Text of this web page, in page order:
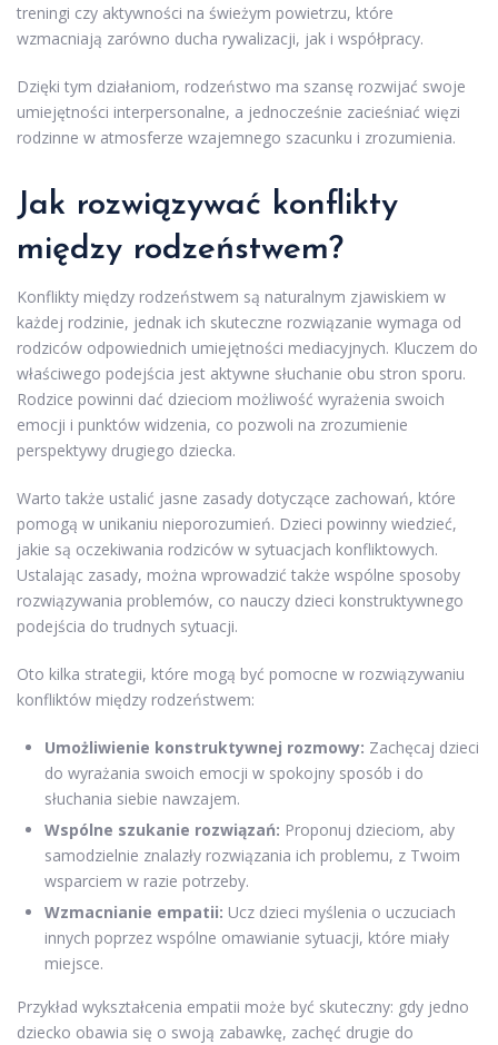
treningi czy aktywności na świeżym powietrzu, które
wzmacniają zarówno ducha rywalizacji, jak i współpracy.
Dzięki tym działaniom, rodzeństwo ma szansę rozwijać swoje
umiejętności interpersonalne, a jednocześnie zacieśniać więzi
rodzinne w atmosferze wzajemnego szacunku i zrozumienia.
Jak rozwiązywać konflikty
między rodzeństwem?
Konflikty między rodzeństwem są naturalnym zjawiskiem w
każdej rodzinie, jednak ich skuteczne rozwiązanie wymaga od
rodziców odpowiednich umiejętności mediacyjnych. Kluczem do
właściwego podejścia jest aktywne słuchanie obu stron sporu.
Rodzice powinni dać dzieciom możliwość wyrażenia swoich
emocji i punktów widzenia, co pozwoli na zrozumienie
perspektywy drugiego dziecka.
Warto także ustalić jasne zasady dotyczące zachowań, które
pomogą w unikaniu nieporozumień. Dzieci powinny wiedzieć,
jakie są oczekiwania rodziców w sytuacjach konfliktowych.
Ustalając zasady, można wprowadzić także wspólne sposoby
rozwiązywania problemów, co nauczy dzieci konstruktywnego
podejścia do trudnych sytuacji.
Oto kilka strategii, które mogą być pomocne w rozwiązywaniu
konfliktów między rodzeństwem:
Umożliwienie konstruktywnej rozmowy: Zachęcaj dzieci
do wyrażania swoich emocji w spokojny sposób i do
słuchania siebie nawzajem.
Wspólne szukanie rozwiązań: Proponuj dzieciom, aby
samodzielnie znalazły rozwiązania ich problemu, z Twoim
wsparciem w razie potrzeby.
Wzmacnianie empatii: Ucz dzieci myślenia o uczuciach
innych poprzez wspólne omawianie sytuacji, które miały
miejsce.
Przykład wykształcenia empatii może być skuteczny: gdy jedno
dziecko obawia się o swoją zabawkę, zachęć drugie do